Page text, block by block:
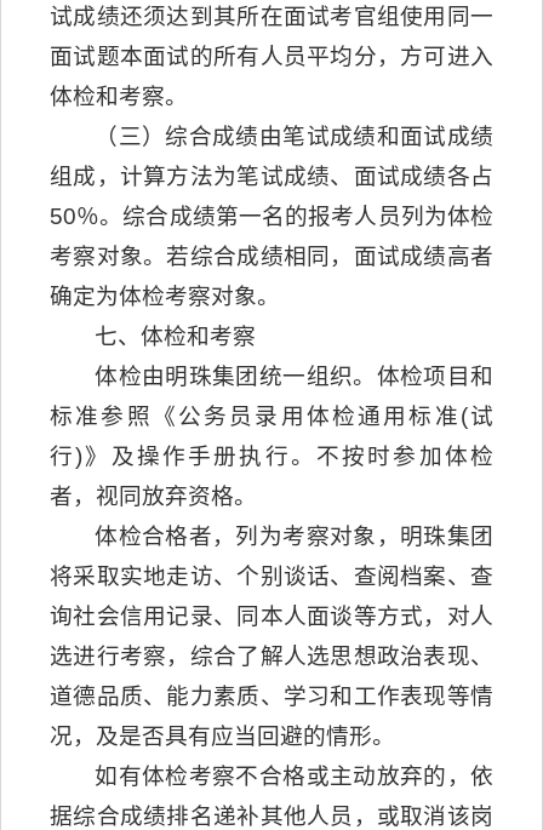
试成绩还须达到其所在面试考官组使用同一
面试题本面试的所有人员平均分，方可进入
体检和考察。
（三）综合成绩由笔试成绩和面试成绩
组成，计算方法为笔试成绩、面试成绩各占
50％。综合成绩第一名的报考人员列为体检
考察对象。若综合成绩相同，面试成绩高者
确定为体检考察对象。
七、体检和考察
体检由明珠集团统一组织。体检项目和
标准参照《公务员录用体检通用标准(试
行)》及操作手册执行。不按时参加体检
者，视同放弃资格。
体检合格者，列为考察对象，明珠集团
将采取实地走访、个别谈话、查阅档案、查
询社会信用记录、同本人面谈等方式，对人
选进行考察，综合了解人选思想政治表现、
道德品质、能力素质、学习和工作表现等情
况，及是否具有应当回避的情形。
如有体检考察不合格或主动放弃的，依
据综合成绩排名递补其他人员，或取消该岗